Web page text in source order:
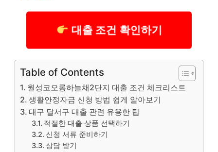
대출 조건 확인하기
Table of Contents
월성코오롱하늘채2단지 대출 조건 체크리스트
생활안정자금 신청 방법 쉽게 알아보기
대구 달서구 대출 관련 유용한 팁
적절한 대출 상품 선택하기
신청 서류 준비하기
상담 받기